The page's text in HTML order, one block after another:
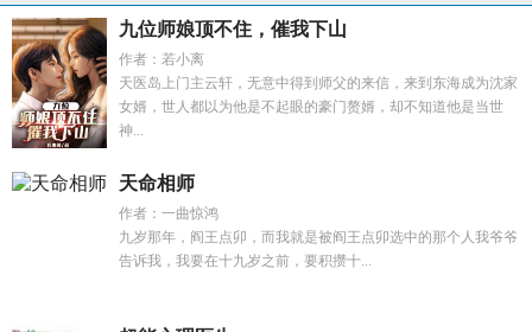
九位师娘顶不住，催我下山
作者：若小离
天医岛上门主云轩，无意中得到师父的来信，来到东海成为沈家
女婿，世人都以为他是不起眼的豪门赘婿，却不知道他是当世
神...
天命相师
作者：一曲惊鸿
九岁那年，阎王点卯，而我就是被阎王点卯选中的那个人我爷爷
告诉我，我要在十九岁之前，要积攒十...